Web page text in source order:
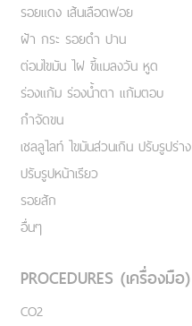
รอยแดง เส้นเลือดฟอย
ฝ้า กระ รอยดำ ปาน
ต่อมไขมัน ไฝ ขี้แมลงวัน หูด
ร่องแก้ม ร่องน้ำตา แก้มตอบ
กำจัดขน
เชลลูไลท์ ไขมันส่วนเกิน ปรับรูปร่าง
ปรับรูปหน้าเรียว
รอยสัก
อื่นๆ
PROCEDURES (เครื่องมือ)
CO2